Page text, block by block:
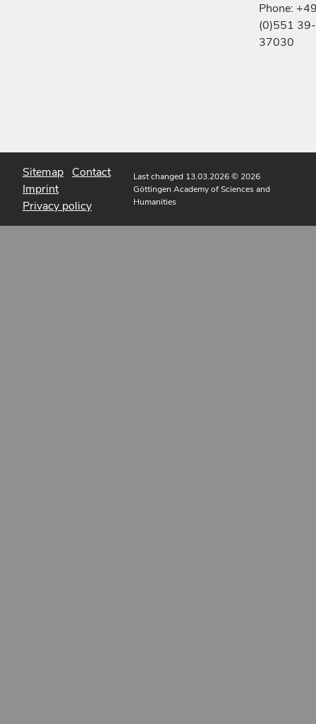
Phone:
(0)551 39-
37030
Sitemap Contact
Imprint
Privacy policy
Last changed 13.03.2026© 2026
Göttingen Academy of Sciences and
Humanities